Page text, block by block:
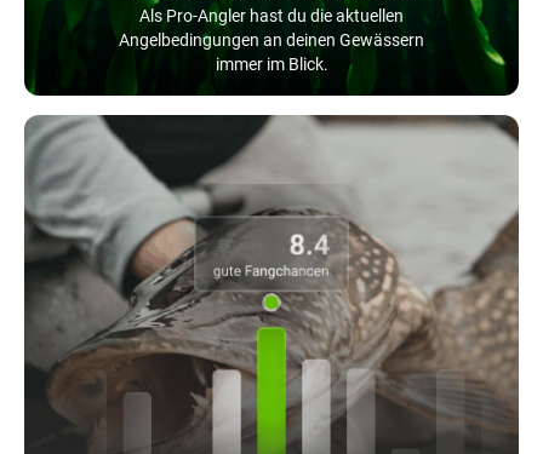
Als Pro-Angler hast du die aktuellen
Angelbedingungen an deinen Gewässern
immer im Blick.